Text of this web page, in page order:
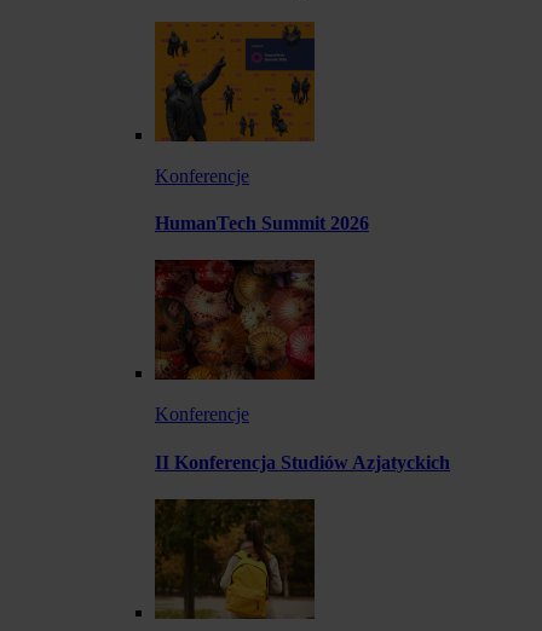
Konferencje
HumanTech Summit 2026
Konferencje
II Konferencja Studiów Azjatyckich